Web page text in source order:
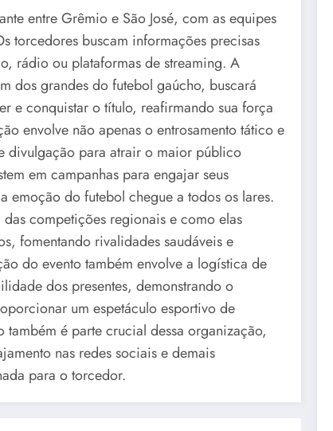
entre Grêmio e São José, com as equipes
torcedores buscam informações precisas
rádio ou plataformas de streaming. A
dos grandes do futebol gaúcho, buscará
e conquistar o título, reafirmando sua força
envolve não apenas o entrosamento tático e
divulgação para atrair o maior público
em campanhas para engajar seus
emoção do futebol chegue a todos os lares.
competições regionais e como elas
fomentando rivalidades saudáveis e
do evento também envolve a logística de
dos presentes, demonstrando o
um espetáculo esportivo de
é parte crucial dessa organização,
nas redes sociais e demais
para o torcedor.